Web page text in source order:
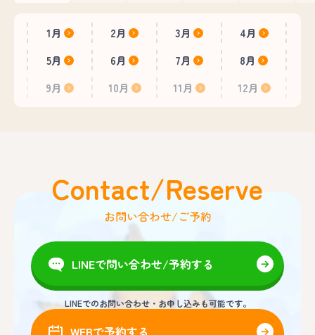
1月 2月 3月
4月
5月
6月 7月
8月
9月
10月 11月 12月
Contact/Reserve
お問い合わせ/ご予約
LINEで問い合わせ/予約する
LINEでのお問い合わせ・お申し込みも可能です。